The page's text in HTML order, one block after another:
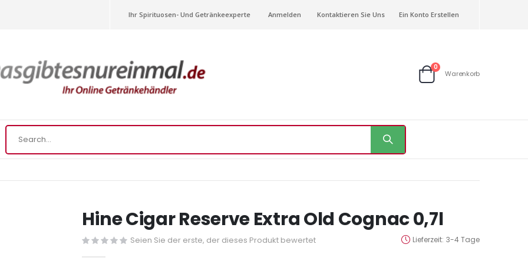
Ihr Spirituosen- Und Getränkeexperte Anmelden Kontaktieren Sie Uns Ein Konto Erstellen
Warenkorb
0Artikel
Warenkorb
Hine Cigar Reserve Extra Old Cognac 0,7l
Lieferzeit 3-4 Tage
Seien Sie der erste, der dieses Produkt bewertet